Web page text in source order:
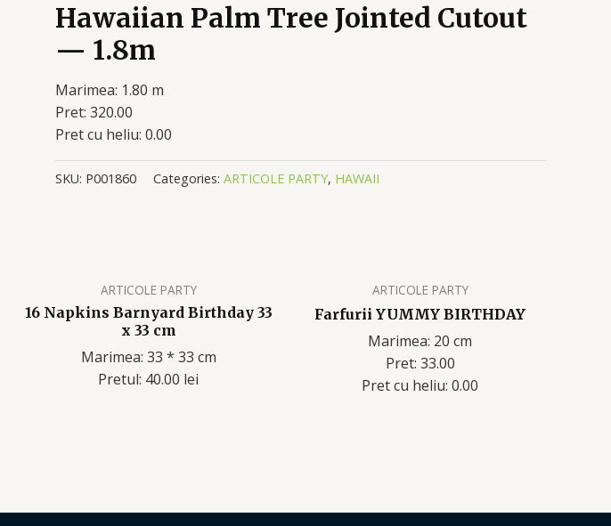
Hawaiian Palm Tree Jointed Cutout
— 1.8m
Marimea: 1.80 m
Pret: 320.00
Pret cu heliu: 0.00
SKU: P001860 Categories: ARTICOLE PARTY, HAWAII
ARTICOLE PARTY
16 Napkins Barnyard Birthday 33
x 33 cm
Marimea: 33 * 33 cm
Pretul: 40.00 lei
ARTICOLE PARTY
Farfurii YUMMY BIRTHDAY
Marimea: 20 cm
Pret: 33.00
Pret cu heliu: 0.00